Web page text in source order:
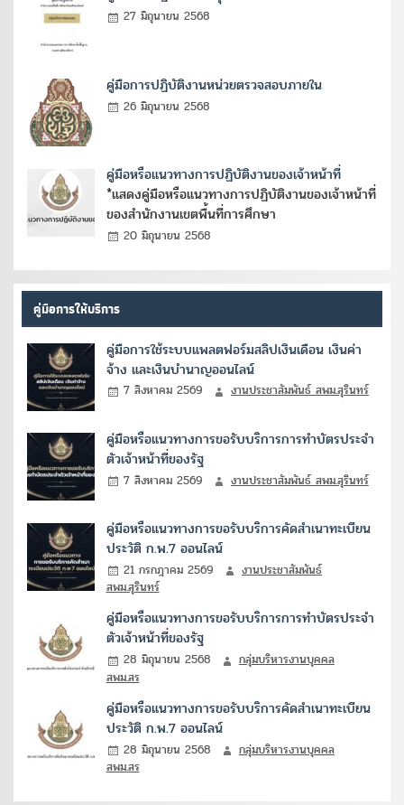
27 มิถุนายน 2568
คู่มือการปฏิบัติงานหน่วยตรวจสอบภายใน
26 มิถุนายน 2568
คู่มือหรือแนวทางการปฏิบัติงานของเจ้าหน้าที่
*แสดงคู่มือหรือแนวทางการปฏิบัติงานของเจ้าหน้าที่
ของสำนักงานเขตพื้นที่การศึกษา
20 มิถุนายน 2568
คู่มือการให้บริการ
คู่มือการใช้ระบบแพลตฟอร์มสลิปเงินเดือน เงินค่า
จ้าง และเงินบำนาญออนไลน์
7 สิงหาคม 2569 งานประชาสัมพันธ์ สพม.สุรินทร์
คู่มือหรือแนวทางการขอรับบริการการทำบัตรประจำ
ตัวเจ้าหน้าที่ของรัฐ
7 สิงหาคม 2569 งานประชาสัมพันธ์ สพม.สุรินทร์
คู่มือหรือแนวทางการขอรับบริการคัดสำเนาทะเบียน
ประวัติ ก.พ.7 ออนไลน์
21 กรกฎาคม 2569
งานประชาสัมพันธ์
สพม.สุรินทร์
คู่มือหรือแนวทางการขอรับบริการการทำบัตรประจำ
ตัวเจ้าหน้าที่ของรัฐ
28 มิถุนายน 2568
กลุ่มบริหารงานบุคคล
สพม.สร
คู่มือหรือแนวทางการขอรับบริการคัดสำเนาทะเบียน
ประวัติ ก.พ.7 ออนไลน์
28 มิถุนายน 2568
กลุ่มบริหารงานบุคคล
สพม.สร